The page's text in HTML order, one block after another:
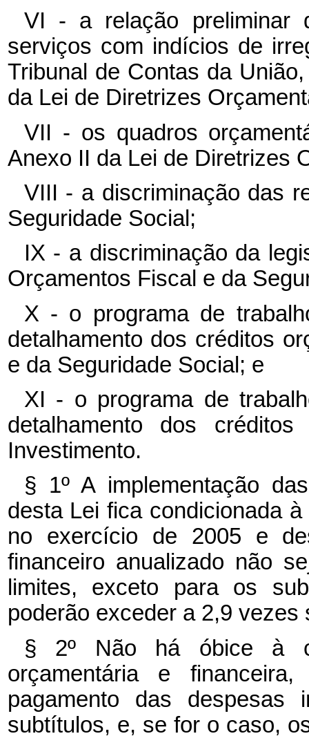
VI - a relação preliminar
serviços com indícios de
Tribunal de Contas da
da Lei de Diretrizes
VII - os quadros
Anexo II da Lei de Diretrizes
VIII - a discriminação das
Seguridade Social;
IX - a discriminação da
Orçamentos Fiscal e da
X - o programa de
detalhamento dos créditos
e da Seguridade Social; e
XI - o programa de
detalhamento dos
Investimento.
§ 1º A implementação
desta Lei fica condicionada
no exercício de 2005 e
financeiro anualizado não
limites, exceto para os
poderão exceder a 2,9
§ 2º Não há óbice à
orçamentária e
pagamento das
subtítulos, e, se for o caso,